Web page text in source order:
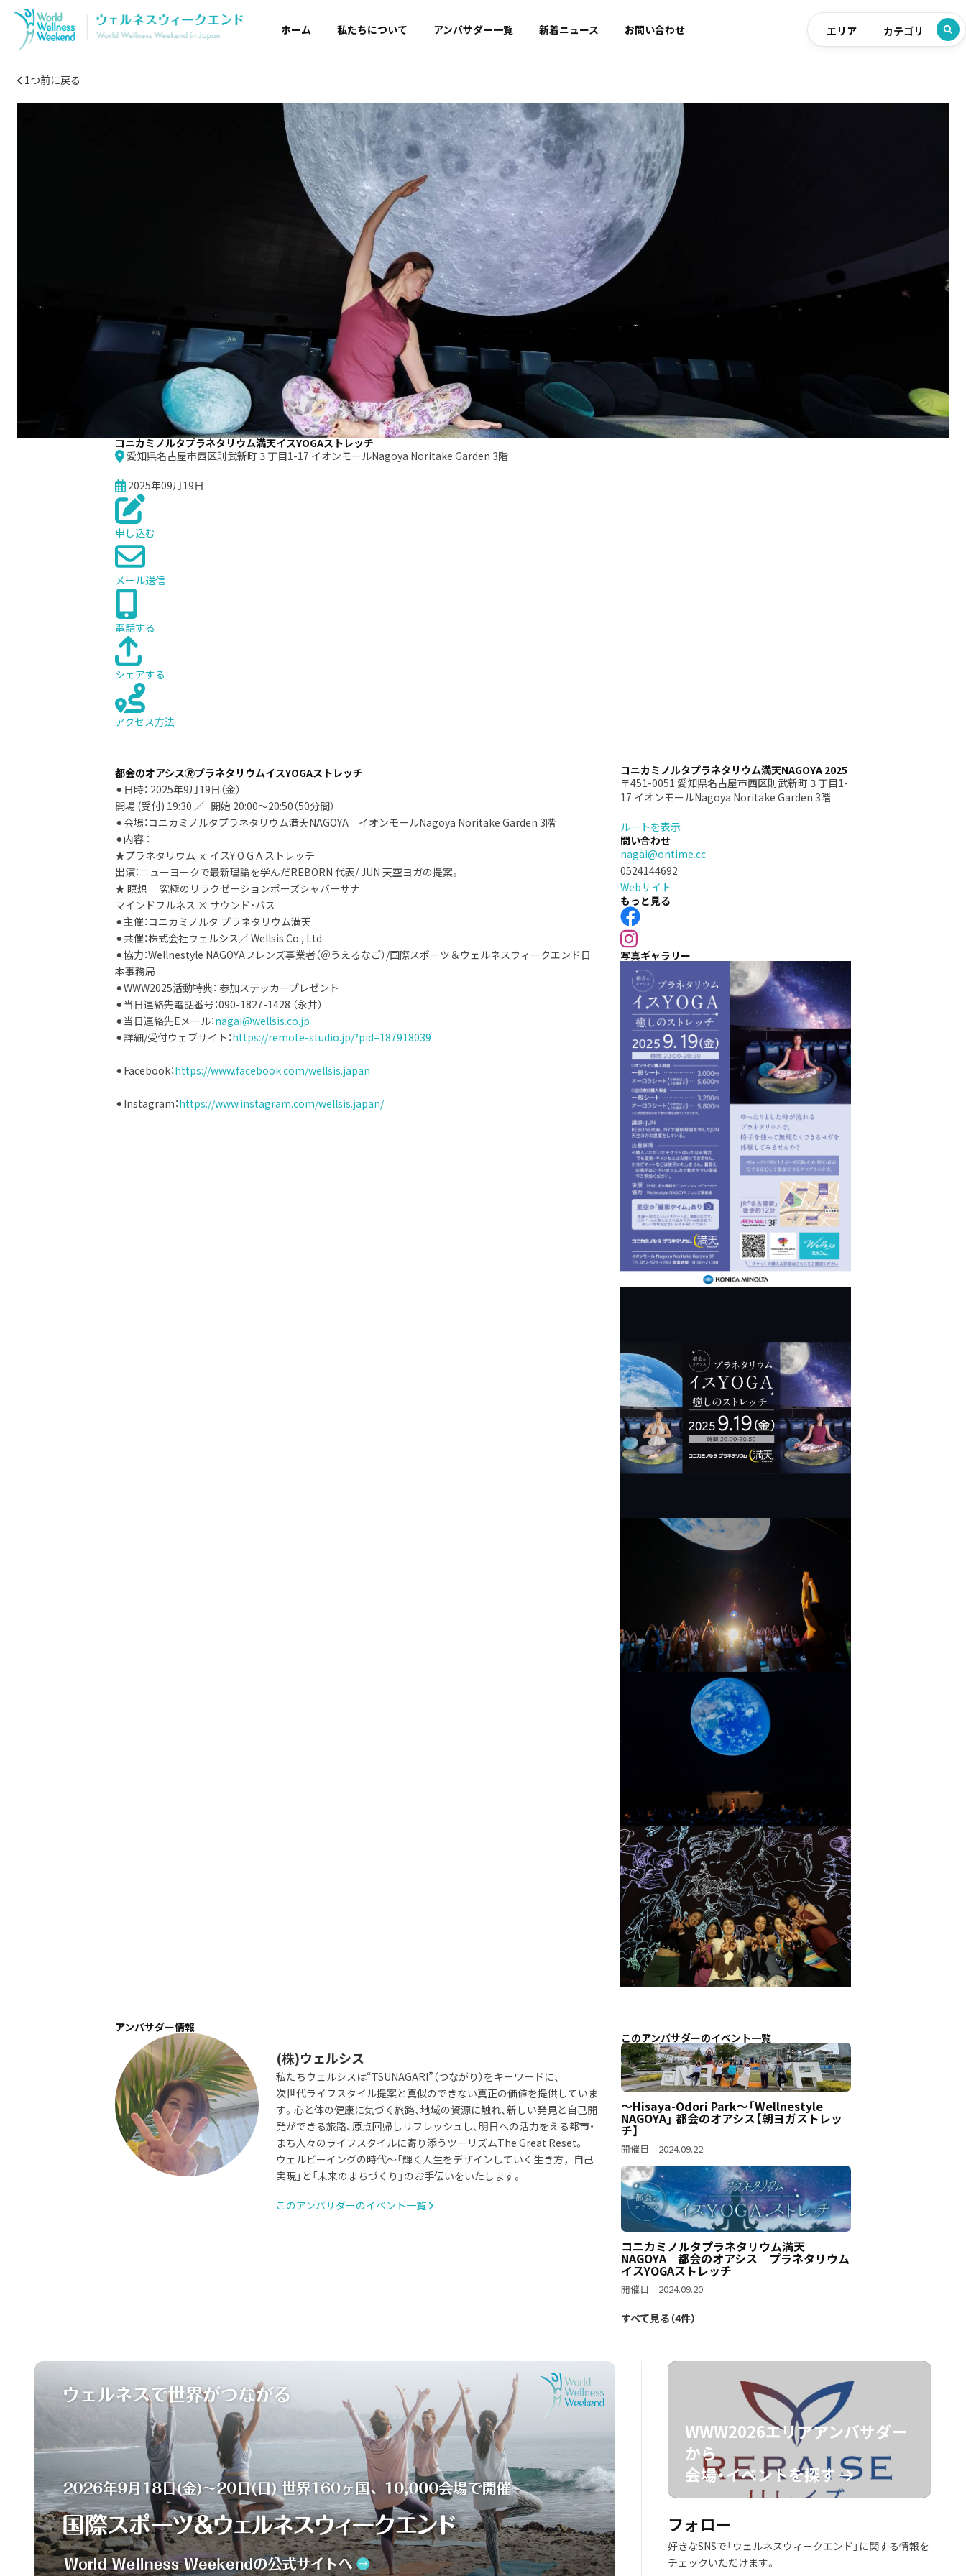
ホーム 私たちについて アンバサダー一覧 新着ニュース お問い合わせ エリア カテゴリ
1つ前に戻る
コニカミノルタプラネタリウム満天イスYOGAストレッチ
愛知県名古屋市西区則武新町３丁目1-17 イオンモールNagoya Noritake Garden 3階
2025年09月19日
申し込む
メール送信
電話する
シェアする
アクセス方法
都会のオアシス🄬プラネタリウムイスYOGAストレッチ
⚫︎日時： 2025年9月19日（金）
開場 (受付) 19:30 ／ 開始 20:00～20:50（50分間）
⚫︎会場：コニカミノルタプラネタリウム満天NAGOYA イオンモールNagoya Noritake Garden 3階
⚫︎内容 ：
★プラネタリウム ｘ イスY O G A ストレッチ
出演：ニューヨークで最新理論を学んだREBORN 代表/ JUN 天空ヨガの提案。
★ 瞑想 究極のリラクゼーションポーズシャバーサナ
マインドフルネス × サウンド・バス
⚫︎主催：コニカミノルタ プラネタリウム満天
⚫︎共催：株式会社ウェルシス／ Wellsis Co., Ltd.
⚫︎協力：Wellnestyle NAGOYAフレンズ事業者（＠うえるなご）/国際スポーツ＆ウェルネスウィークエンド日
本事務局
⚫︎WWW2025活動特典： 参加ステッカープレゼント
⚫︎当日連絡先電話番号：090-1827-1428 （永井）
⚫︎当日連絡先Eメール：nagai@wellsis.co.jp
⚫︎詳細/受付ウェブサイト：https://remote-studio.jp/?pid=187918039
⚫︎Facebook：https://www.facebook.com/wellsis.japan
⚫︎Instagram：https://www.instagram.com/wellsis.japan/
コニカミノルタプラネタリウム満天NAGOYA 2025
〒451-0051 愛知県名古屋市西区則武新町３丁目1-
17 イオンモールNagoya Noritake Garden 3階
ルートを表示
問い合わせ
nagai@ontime.cc
0524144692
Webサイト
もっと見る
写真ギャラリー
アンバサダー情報
(株)ウェルシス
私たちウェルシスは“TSUNAGARI”（つながり）をキーワードに、
次世代ライフスタイル提案と真似のできない真正の価値を提供していま
す。心と体の健康に気づく旅路、地域の資源に触れ、新しい発見と自己開
発ができる旅路、原点回帰しリフレッシュし、明日への活力をえる都市・
まち人々のライフスタイルに寄り添うツーリズムThe Great Reset。
ウェルビーイングの時代～「輝く人生をデザインしていく生き方，自己
実現」と「未来のまちづくり」のお手伝いをいたします。
このアンバサダーのイベント一覧
このアンバサダーのイベント一覧
～Hisaya-Odori Park～「Wellnestyle
NAGOYA」 都会のオアシス【朝ヨガストレッ
チ】
開催日 2024.09.22
コニカミノルタプラネタリウム満天
NAGOYA 都会のオアシス プラネタリウム
イスYOGAストレッチ
開催日 2024.09.20
すべて見る（4件）
WWW2026エリアアンバサダー
から
会場・イベントを探す
フォロー
好きなSNSで「ウェルネスウィークエンド」に関する情報を
チェックいただけます。